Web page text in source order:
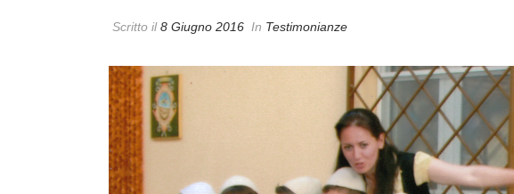
Scritto il8 Giugno 2016 In Testimonianze